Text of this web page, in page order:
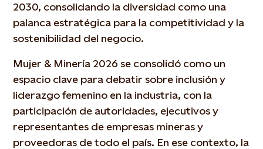
2030, consolidando la diversidad como una
palanca estratégica para la competitividad y la
sostenibilidad del negocio.
Mujer & Minería 2026 se consolidó como un
espacio clave para debatir sobre inclusión y
liderazgo femenino en la industria, con la
participación de autoridades, ejecutivos y
representantes de empresas mineras y
proveedoras de todo el país. En ese contexto, la